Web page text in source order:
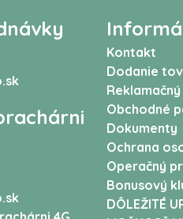
Kontakt
Dodanie
Obchodné
Dokumenty
Ochrana
Operačný
Bonusový
DÔLEŽITÉ